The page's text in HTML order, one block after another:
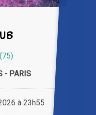
- PARIS
à 23h55